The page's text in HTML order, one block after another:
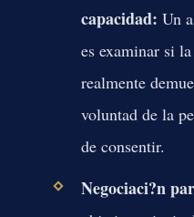
capacidad: Un
es examinar si
realmente
voluntad de la
de consentir.
Negociaci?n